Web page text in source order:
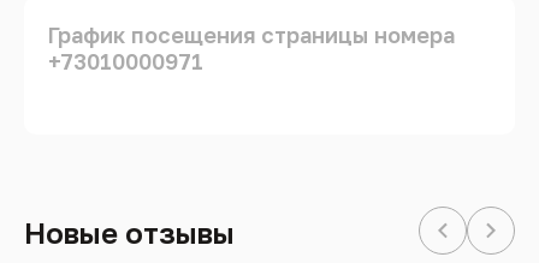
График посещения страницы номера
+73010000971
Новые отзывы